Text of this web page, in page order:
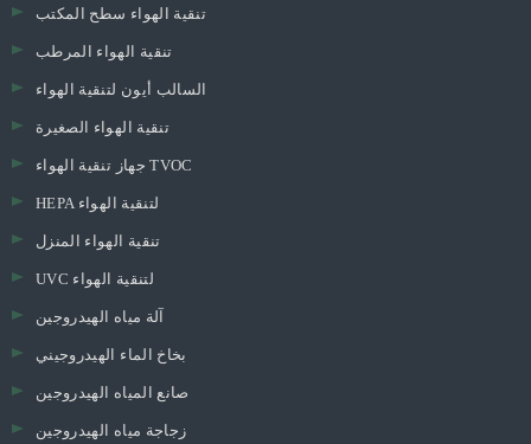
تنقية الهواء سطح المكتب
تنقية الهواء المرطب
السالب أيون لتنقية الهواء
تنقية الهواء الصغيرة
جهاز تنقية الهواء TVOC
HEPA لتنقية الهواء
تنقية الهواء المنزل
UVC لتنقية الهواء
آلة مياه الهيدروجين
بخاخ الماء الهيدروجيني
صانع المياه الهيدروجين
زجاجة مياه الهيدروجين